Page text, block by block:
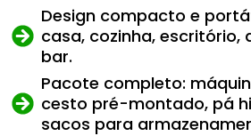
Design compacto e
casa, cozinha,
bar.
Pacote completo:
cesto pré-montado, pá
sacos para